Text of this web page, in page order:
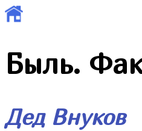
Быль.
Дед Внуков